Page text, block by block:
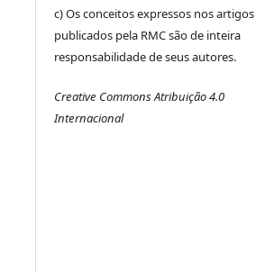
c) Os conceitos expressos nos artigos
publicados pela RMC são de inteira
responsabilidade de seus autores.
Creative Commons Atribuição 4.0
Internacional